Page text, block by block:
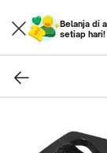
Belanja di
setiap hari!